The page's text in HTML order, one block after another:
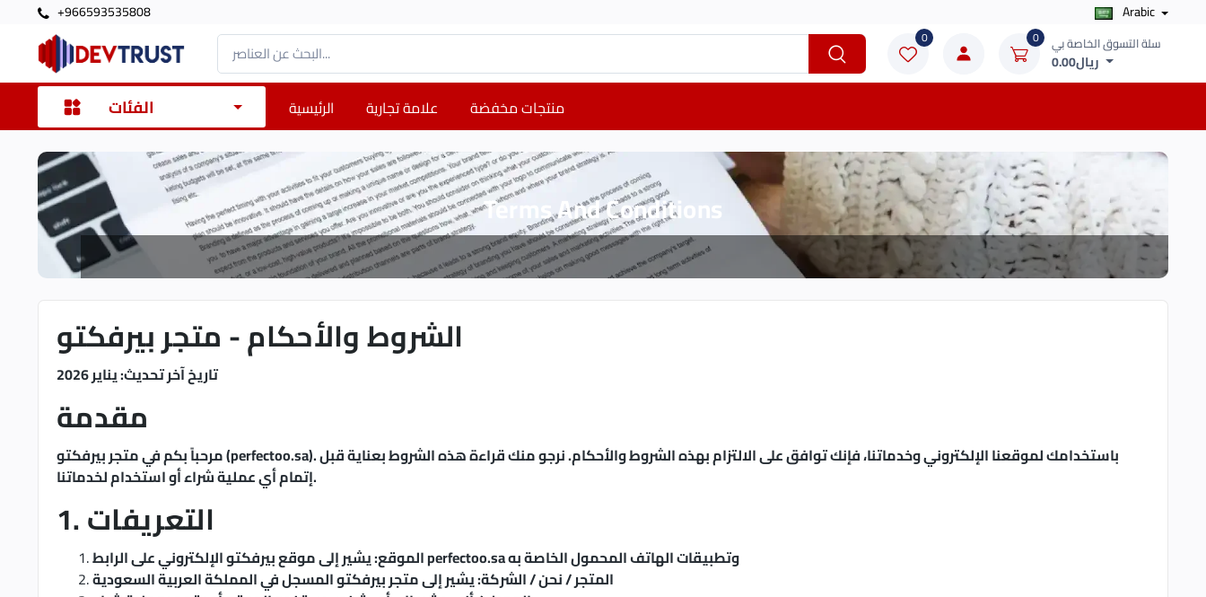
+966593535808 Arabic
0 0 سلة التسوق الخاصة بي
الفئات الرئيسية علامة تجارية منتجات مخفضة
Terms And Conditions
الشروط والأحكام - متجر بيرفكتو
تاريخ آخر تحديث: يناير 2026
مقدمة
مرحباً بكم في متجر بيرفكتو (perfectoo.sa). باستخدامك لموقعنا الإلكتروني وخدماتنا، فإنك توافق على الالتزام بهذه الشروط والأحكام. نرجو منك قراءة هذه الشروط بعناية قبل
إتمام أي عملية شراء أو استخدام لخدماتنا.
1. التعريفات
الموقع: يشير إلى موقع بيرفكتو الإلكتروني على الرابط perfectoo.sa وتطبيقات الهاتف المحمول الخاصة به
المتجر / نحن / الشركة: يشير إلى متجر بيرفكتو المسجل في المملكة العربية السعودية